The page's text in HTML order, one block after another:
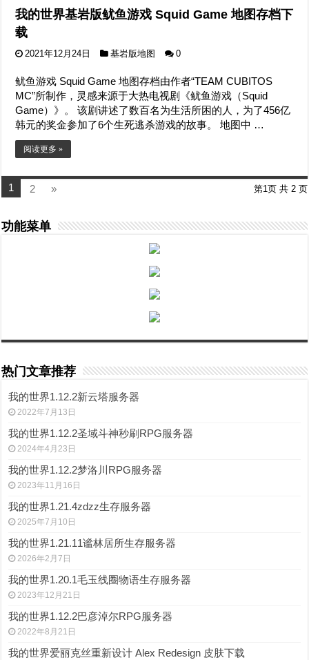
我的世界基岩版鱿鱼游戏 Squid Game 地图存档下
载
2021年12月24日 基岩版地图 0
鱿鱼游戏 Squid Game 地图存档由作者“TEAM CUBITOS
MC”所制作，灵感来源于大热电视剧《鱿鱼游戏（Squid
Game）》。 该剧讲述了数百名为生活所困的人，为了456亿
韩元的奖金参加了6个生死逃杀游戏的故事。 地图中 …
阅读更多 »
第1页 共 2 页
1 2 »
功能菜单
热门文章推荐
我的世界1.12.2新云塔服务器
2022年7月13日
我的世界1.12.2圣域斗神秒刷RPG服务器
2024年4月23日
我的世界1.12.2梦洛川RPG服务器
2023年11月16日
我的世界1.21.4zdzz生存服务器
2025年7月10日
我的世界1.21.11谧林居所生存服务器
2026年2月7日
我的世界1.20.1毛玉线圈物语生存服务器
2023年12月21日
我的世界1.12.2巴彦淖尔RPG服务器
2022年8月21日
我的世界爱丽克丝重新设计 Alex Redesign 皮肤下载